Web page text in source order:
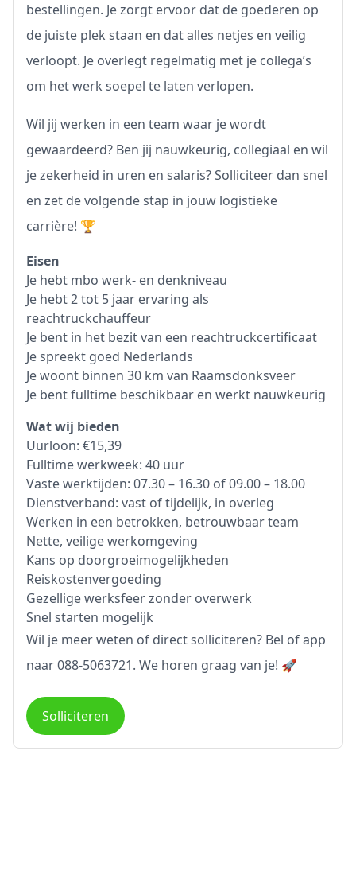
bestellingen. Je zorgt ervoor dat de goederen op
de juiste plek staan en dat alles netjes en veilig
verloopt. Je overlegt regelmatig met je collega’s
om het werk soepel te laten verlopen.
Wil jij werken in een team waar je wordt
gewaardeerd? Ben jij nauwkeurig, collegiaal en wil
je zekerheid in uren en salaris? Solliciteer dan snel
en zet de volgende stap in jouw logistieke
carrière! 🏆
Eisen
Je hebt mbo werk- en denkniveau
Je hebt 2 tot 5 jaar ervaring als
reachtruckchauffeur
Je bent in het bezit van een reachtruckcertificaat
Je spreekt goed Nederlands
Je woont binnen 30 km van Raamsdonksveer
Je bent fulltime beschikbaar en werkt nauwkeurig
Wat wij bieden
Uurloon: €15,39
Fulltime werkweek: 40 uur
Vaste werktijden: 07.30 – 16.30 of 09.00 – 18.00
Dienstverband: vast of tijdelijk, in overleg
Werken in een betrokken, betrouwbaar team
Nette, veilige werkomgeving
Kans op doorgroeimogelijkheden
Reiskostenvergoeding
Gezellige werksfeer zonder overwerk
Snel starten mogelijk
Wil je meer weten of direct solliciteren? Bel of app
naar 088-5063721. We horen graag van je! 🚀
Solliciteren